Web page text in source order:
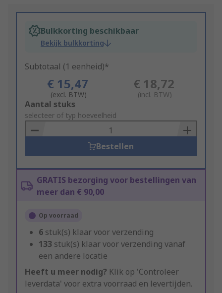
Bulkkorting beschikbaar
Bekijk bulkkorting
Subtotaal (1 eenheid)*
€ 15,47
(excl. BTW)
€ 18,72
(incl. BTW)
Add
to
Basket
Aantal stuks
selecteer of typ hoeveelheid
Bestellen
GRATIS bezorging voor bestellingen van
meer dan € 90,00
Op voorraad
6 stuk(s) klaar voor verzending
133 stuk(s) klaar voor verzending vanaf
een andere locatie
Heeft u meer nodig? Klik op 'Controleer
leverdata' voor extra voorraad en levertijden.